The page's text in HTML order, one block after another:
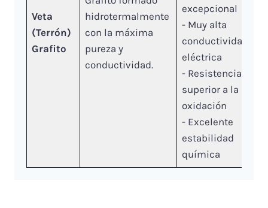
Veta
(Terrón)
Grafito
hidrotermalmente
con la máxima
pureza y
conductividad.
excepcional
- Muy alta
conductividad
eléctrica
- Resistencia
superior a la
oxidación
- Excelente
estabilidad
química